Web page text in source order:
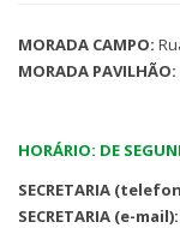
MORADA CAMPO:
MORADA PAVILHÃO:
HORÁRIO: DE
SECRETARIA
SECRETARIA (e-mail):